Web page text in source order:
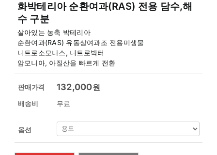
화박테리아 순환여과(RAS) 전용 담수,해
수 구분
살아있는 농축 박테리아
순환여과(RAS) 유동상여과조 전용미생물
니트로소모나스, 니트로박터
암모니아, 아질산을 빠르게 전환
판매가격 132,000원
배송비 무료
옵션